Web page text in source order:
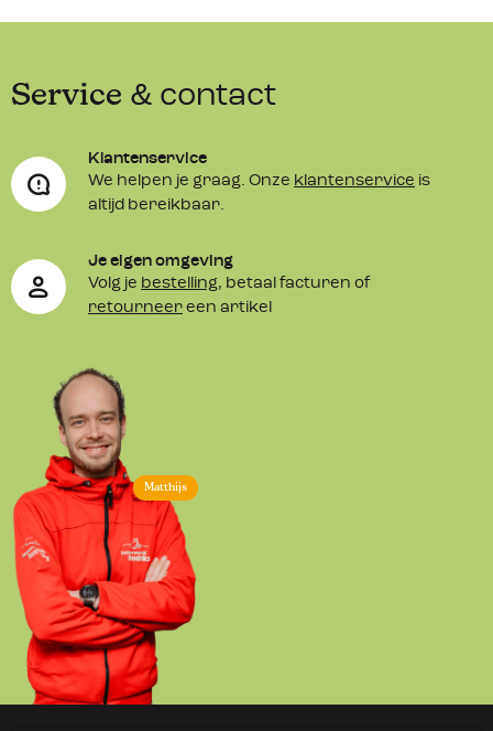
Matthijs
Service & contact
Klantenservice
We helpen je graag. Onze klantenservice is
altijd bereikbaar.
Je eigen omgeving
Volg je bestelling, betaal facturen of
retourneer een artikel